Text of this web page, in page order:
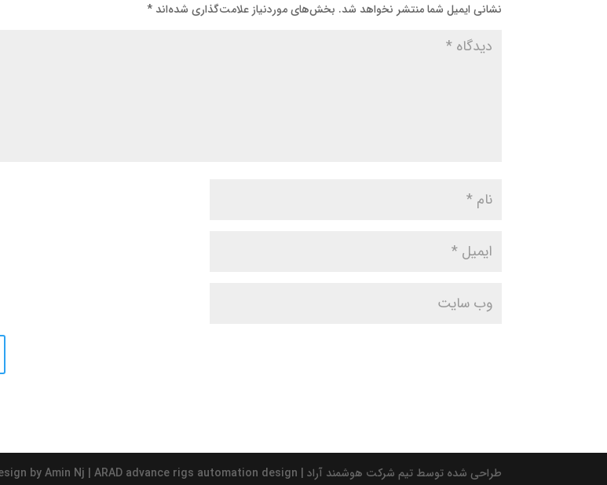
نشانی ایمیل شما منتشر نخواهد شد. بخش‌های موردنیاز علامت‌گذاری شده‌اند*
طراحی شده توسط تیم شرکت هوشمند آراد | Design by Amin Nj | ARAD advance rigs automation design